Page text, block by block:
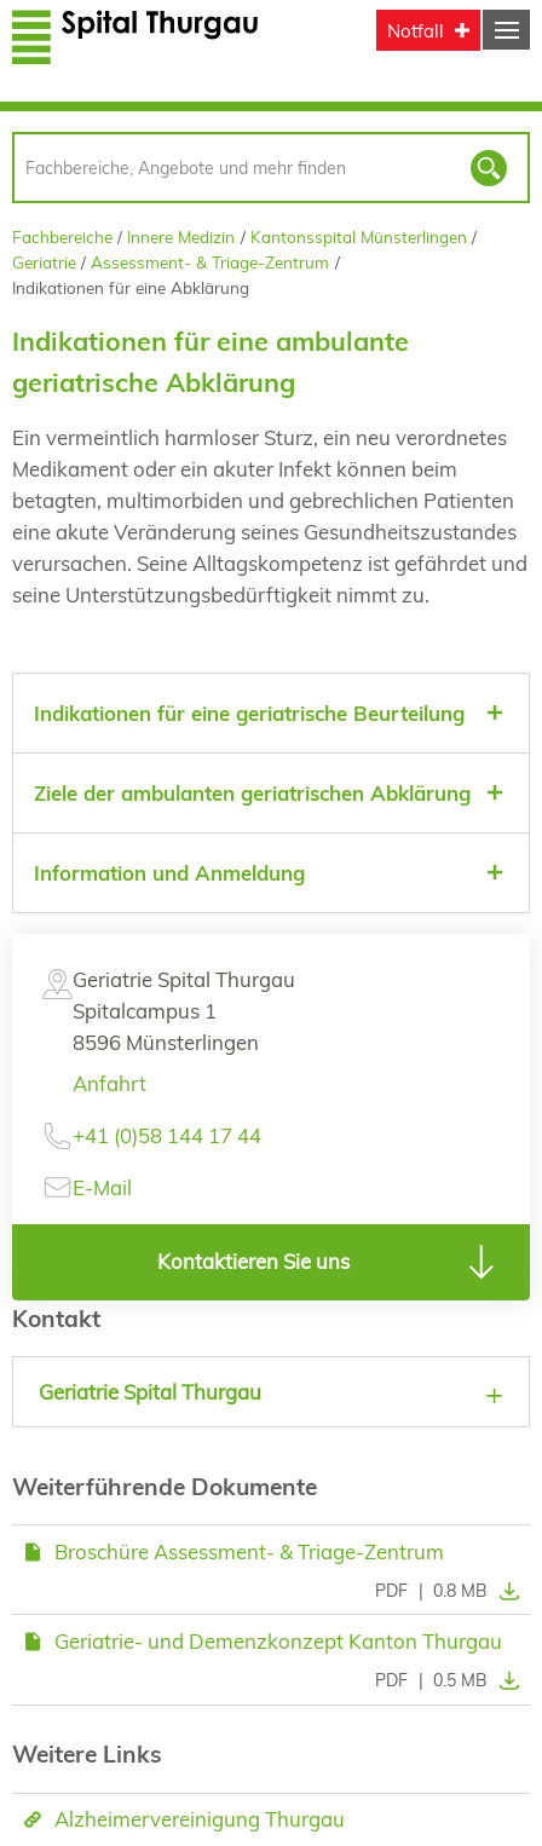
Direkt zum Inhalt
Notfall
Fachbereiche Innere Medizin
Kantonsspital Münsterlingen
Geriatrie
Assessment- & Triage-Zentrum
Indikationen für eine Abklärung
Indikationen für eine ambulante
geriatrische Abklärung
Ein vermeintlich harmloser Sturz, ein neu verordnetes
Medikament oder ein akuter Infekt können beim
betagten, multimorbiden und gebrechlichen Patienten
eine akute Veränderung seines Gesundheitszustandes
verursachen. Seine Alltagskompetenz ist gefährdet und
seine Unterstützungsbedürftigkeit nimmt zu.
Indikationen für eine geriatrische Beurteilung
Ziele der ambulanten geriatrischen Abklärung
Information und Anmeldung
Geriatrie Spital Thurgau
Spitalcampus 1
8596 Münsterlingen
Anfahrt
+41 (0)58 144 17 44
E-Mail
Kontaktieren Sie uns
Kontakt
Geriatrie Spital Thurgau
Weiterführende Dokumente
Broschüre Assessment- & Triage-Zentrum
PDF | 0.8 MB
Geriatrie- und Demenzkonzept Kanton Thurgau
PDF | 0.5 MB
Weitere Links
Alzheimervereinigung Thurgau